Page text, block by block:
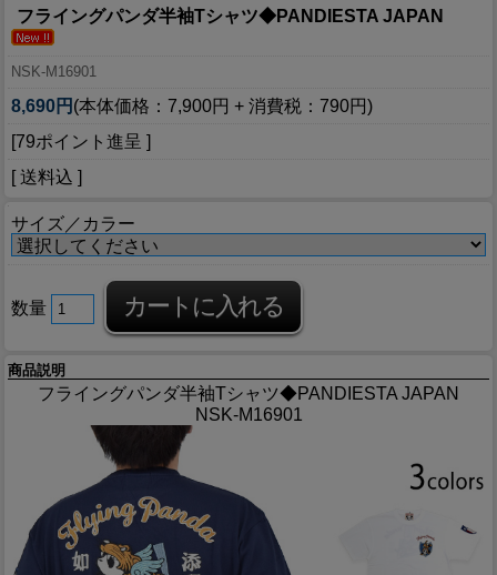
フライングパンダ半袖Tシャツ◆PANDIESTA JAPAN
NSK-M16901
8,690円 (本体価格：7,900円 + 消費税：790円)
[79ポイント進呈 ]
[ 送料込 ]
サイズ／カラー
数量
商品説明
フライングパンダ半袖Tシャツ◆PANDIESTA JAPAN
NSK-M16901